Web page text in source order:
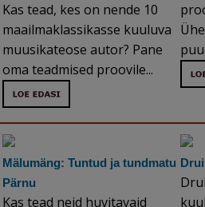
Kas tead, kes on nende 10
maailmaklassikasse kuuluva
muusikateose autor? Pane
oma teadmised proovile...
Mälumäng: Tuntud ja tundmatu
Pärnu
Kas tead neid huvitavaid